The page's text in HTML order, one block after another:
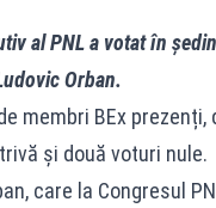
al PNL a votat în
Orban.
membri BEx
și două voturi nule.
care la Congresul